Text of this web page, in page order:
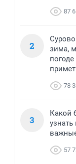
87
2
зима,
78
3
Какой
узнать
57